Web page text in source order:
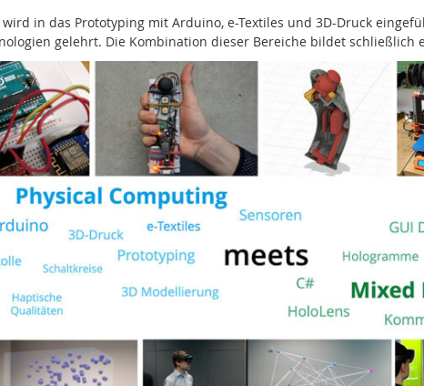
in das Prototyping mit Arduino, e-Textiles und 3D-Druck
gelehrt. Die Kombination dieser Bereiche bildet schließlich